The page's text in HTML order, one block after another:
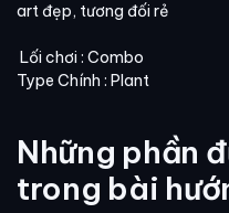
art đẹp, tương đối rẻ
Lối chơi : Combo
Type Chính : Plant
Những phần
trong bài